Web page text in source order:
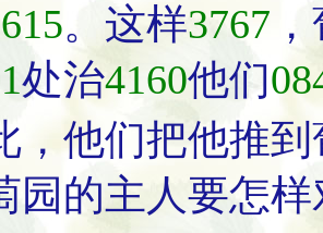
。这样3767
处治4160他们
，他们把他推
园的主人要怎